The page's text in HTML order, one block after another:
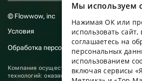
© Flowwow, inc
Условия
Обработка персональных данных
Компания осуществляет деятельность в
технологий: оказание услуг в сети
Мы используем
Нажимая ОК или
использовать сайт,
соглашаетесь на
персональных
использованием
включая сервисы